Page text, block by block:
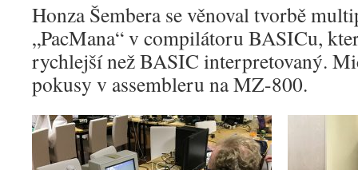
Honza Šembera se věnoval tvorbě
„PacMana“ v compilátoru BASICu,
rychlejší než BASIC interpretovaný.
pokusy v assembleru na MZ-800.